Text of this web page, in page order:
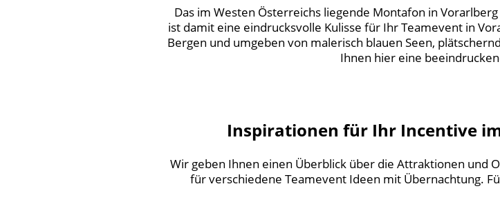
Das im Westen Österreichs liegende Montafon in
ist damit eine eindrucksvolle Kulisse für Ihr Teamevent in
Bergen und umgeben von malerisch blauen Seen,
Ihnen hier eine
Inspirationen für Ihr Incentive
Wir geben Ihnen einen Überblick über die Attraktionen und
für verschiedene Teamevent Ideen mit Übernachtung.